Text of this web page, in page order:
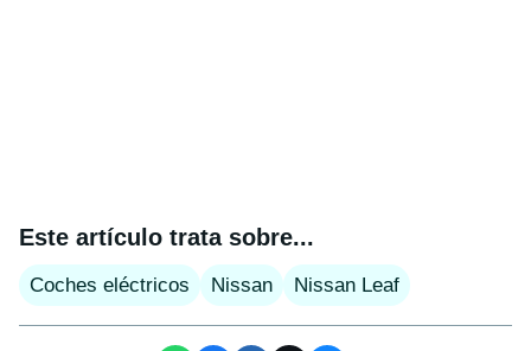
Este artículo trata sobre...
Coches eléctricos Nissan Nissan Leaf